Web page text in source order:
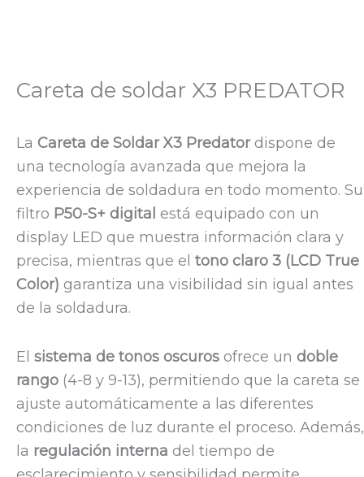
Careta de soldar X3 PREDATOR
La Careta de Soldar X3 Predatordispone de
una tecnología avanzada que mejora la
experiencia de soldadura en todo momento. Su
filtro P50-S+ digital está equipado con un
display LED que muestra información clara y
precisa, mientras que el tono claro 3 (LCD True
Color) garantiza una visibilidad sin igual antes
de la soldadura.
El sistema de tonos oscuros ofrece un doble
rango (4-8 y 9-13), permitiendo que la careta se
ajuste automáticamente a las diferentes
condiciones de luz durante el proceso. Además,
la regulación interna del tiempo de